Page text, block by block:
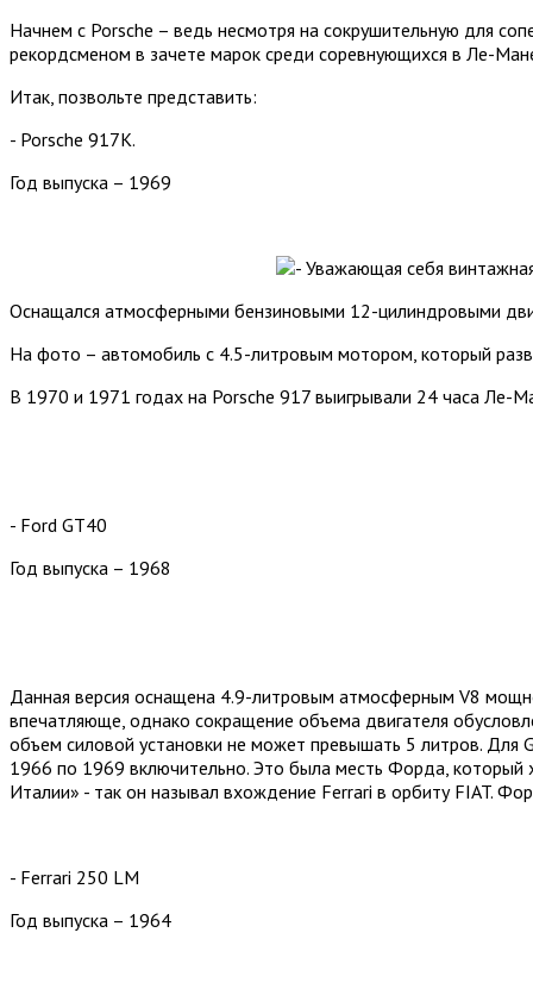
Начнем с Porsche – ведь несмотря на сокрушительную для
рекордсменом в зачете марок среди соревнующихся в Ле-
Итак, позвольте представить:
- Porsche 917К.
Год выпуска – 1969
Оснащался атмосферными бензиновыми 12-цилиндровыми
На фото – автомобиль с 4.5-литровым мотором, который
В 1970 и 1971 годах на Porsche 917 выигрывали 24 часа Ле-
- Ford GT40
Год выпуска – 1968
Данная версия оснащена 4.9-литровым атмосферным V8
впечатляюще, однако сокращение объема двигателя
объем силовой установки не может превышать 5 литров.
1966 по 1969 включительно. Это была месть Форда, который
Италии» - так он называл вхождение Ferrari в орбиту FIAT.
- Ferrari 250 LM
Год выпуска – 1964